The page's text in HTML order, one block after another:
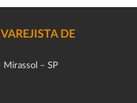
DE
Mirassol – SP